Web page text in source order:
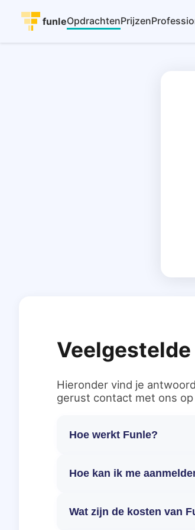
funleOpdrachtenPrijzen
Hieronder vind je
gerust contact met ons op
Hoe werkt Funle?
Hoe kan ik me
Wat zijn de kosten van